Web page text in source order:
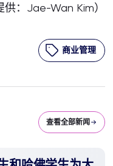
供：Jae-Wan Kim）
商业管理
查看全部新闻